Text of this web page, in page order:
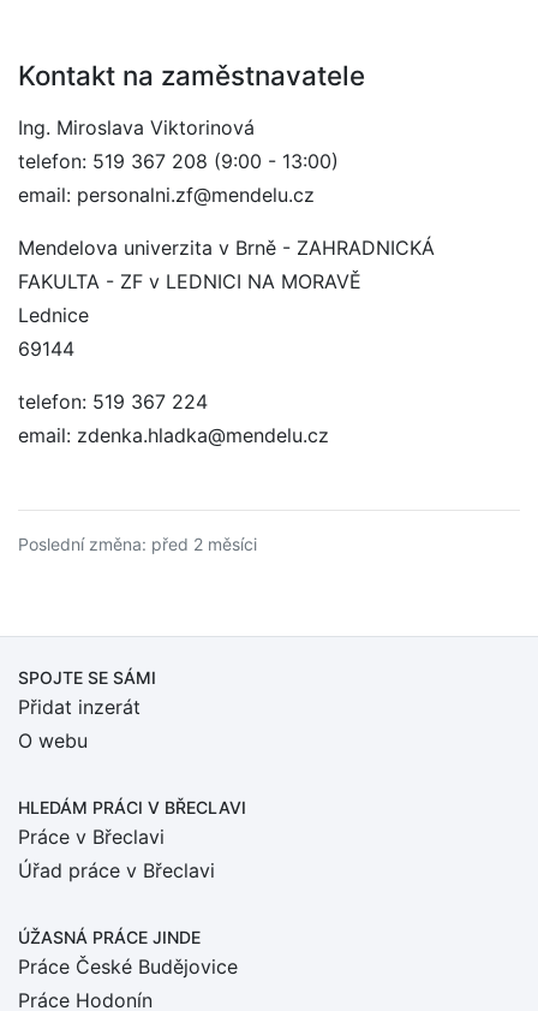
Kontakt na zaměstnavatele
Ing. Miroslava Viktorinová
telefon: 519 367 208 (9:00 - 13:00)
email: personalni.zf@mendelu.cz
Mendelova univerzita v Brně - ZAHRADNICKÁ
FAKULTA - ZF v LEDNICI NA MORAVĚ
Lednice
69144
telefon: 519 367 224
email: zdenka.hladka@mendelu.cz
Poslední změna: před 2 měsíci
SPOJTE SE SÁMI
Přidat inzerát
O webu
HLEDÁM PRÁCI V BŘECLAVI
Práce v Břeclavi
Úřad práce v Břeclavi
ÚŽASNÁ PRÁCE JINDE
Práce České Budějovice
Práce Hodonín